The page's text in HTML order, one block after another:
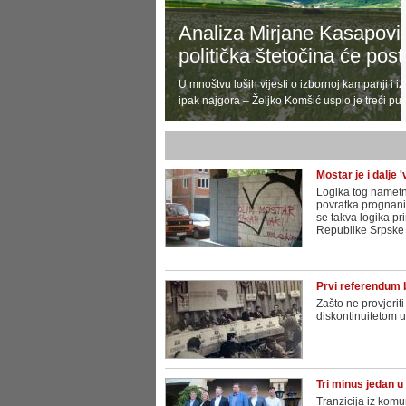
Analiza Mirjane
politička štetočina će
U mnoštvu loših vijesti o izbornoj kampanji i
ipak najgora – Željko Komšić uspio je treći
Mostar je i dalje
Logika tog
povratka
se takva logika
Republike
Prvi referendum
Zašto ne
diskontinuitetom
Tri minus jedan
Tranzicija iz